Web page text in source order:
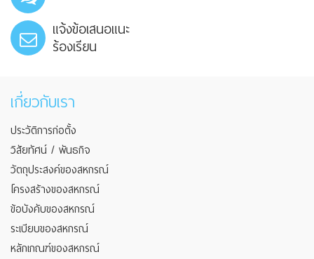
แจ้งข้อเสนอแนะ
ร้องเรียน
เกี่ยวกับเรา
ประวัติการก่อตั้ง
วิสัยทัศน์ / พันธกิจ
วัตถุประสงค์ของสหกรณ์
โครงสร้างของสหกรณ์
ข้อบังคับของสหกรณ์
ระเบียบของสหกรณ์
หลักเกณฑ์ของสหกรณ์